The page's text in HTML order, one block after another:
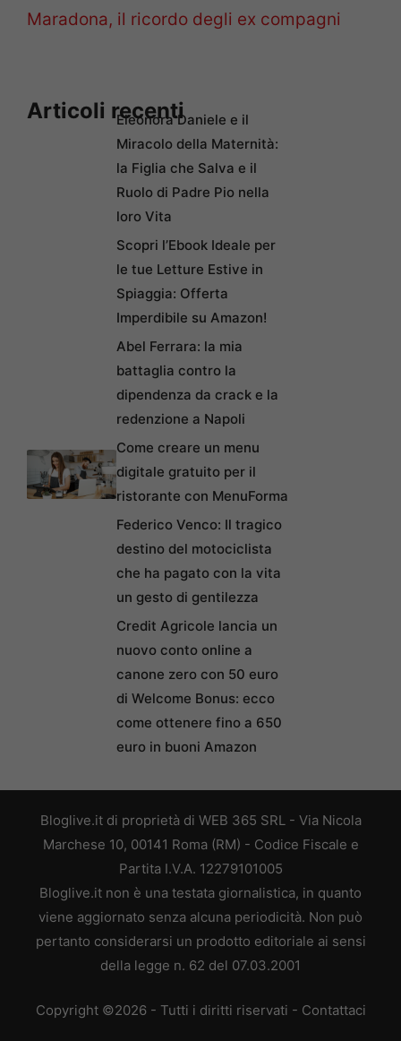
Maradona, il ricordo degli ex compagni
Articoli recentiEleonora Daniele e il
Miracolo della Maternità:
la Figlia che Salva e il
Ruolo di Padre Pio nella
loro Vita
Scopri l’Ebook Ideale per
le tue Letture Estive in
Spiaggia: Offerta
Imperdibile su Amazon!
Abel Ferrara: la mia
battaglia contro la
dipendenza da crack e la
redenzione a Napoli
Come creare un menu
digitale gratuito per il
ristorante con MenuForma
Federico Venco: Il tragico
destino del motociclista
che ha pagato con la vita
un gesto di gentilezza
Credit Agricole lancia un
nuovo conto online a
canone zero con 50 euro
di Welcome Bonus: ecco
come ottenere fino a 650
euro in buoni Amazon
Bloglive.it di proprietà di WEB 365 SRL - Via Nicola
Marchese 10, 00141 Roma (RM) - Codice Fiscale e
Partita I.V.A. 12279101005
Bloglive.it non è una testata giornalistica, in quanto
viene aggiornato senza alcuna periodicità. Non può
pertanto considerarsi un prodotto editoriale ai sensi
della legge n. 62 del 07.03.2001
Copyright ©2026 - Tutti i diritti riservati - Contattaci